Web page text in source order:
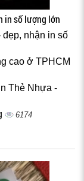
in số lượng lớn
nhận in số
cao ở TPHCM
Thẻ Nhựa -
6174